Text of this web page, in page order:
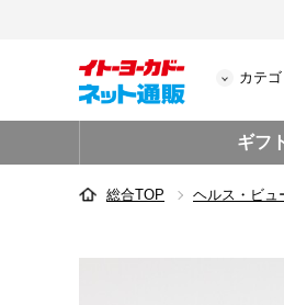
カテ
ギフ
総合TOP ヘルス・ビュ